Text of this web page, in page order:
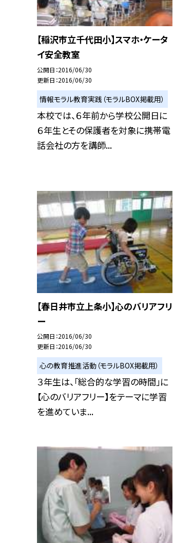
【稲沢市立千代田小】スマホ・ケータ
イ安全教室
公開日 2016/06/30
更新日 2016/06/30
情報モラル教育実践（モラルBOX掲載用）
本校では、６年前から学校公開日に
６年生とその保護者を対象に携帯電
話会社の方を講師...
【春日井市立上条小】心のバリアフリ
ー
公開日 2016/06/30
更新日 2016/06/30
心の教育推進活動（モラルBOX掲載用）
３年生は、「総合的な学習の時間」に
【心のバリアフリー】をテーマに学習
を進めていま...